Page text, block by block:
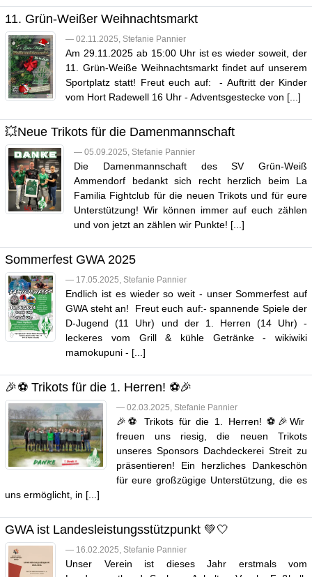
11. Grün-Weißer Weihnachtsmarkt
— 02.11.2025, Stefanie Pannier
Am 29.11.2025 ab 15:00 Uhr ist es wieder soweit, der
11. Grün-Weiße Weihnachtsmarkt findet auf unserem
Sportplatz statt! Freut euch auf: - Auftritt der Kinder
vom Hort Radewell 16 Uhr - Adventsgestecke von [...]
💥Neue Trikots für die Damenmannschaft
— 05.09.2025, Stefanie Pannier
Die Damenmannschaft des SV Grün-Weiß
Ammendorf bedankt sich recht herzlich beim La
Familia Fightclub für die neuen Trikots und für eure
Unterstützung! Wir können immer auf euch zählen
und von jetzt an zählen wir Punkte! [...]
Sommerfest GWA 2025
— 17.05.2025, Stefanie Pannier
Endlich ist es wieder so weit - unser Sommerfest auf
GWA steht an! Freut euch auf:- spannende Spiele der
D-Jugend (11 Uhr) und der 1. Herren (14 Uhr) -
leckeres vom Grill & kühle Getränke - wikiwiki
mamokupuni - [...]
🎉⚽️ Trikots für die 1. Herren! ⚽️🎉
— 02.03.2025, Stefanie Pannier
🎉⚽️ Trikots für die 1. Herren! ⚽️🎉Wir
freuen uns riesig, die neuen Trikots
unseres Sponsors Dachdeckerei Streit zu
präsentieren! Ein herzliches Dankeschön
für eure großzügige Unterstützung, die es
uns ermöglicht, in [...]
GWA ist Landesleistungsstützpunkt 💚🤍
— 16.02.2025, Stefanie Pannier
Unser Verein ist dieses Jahr erstmals vom